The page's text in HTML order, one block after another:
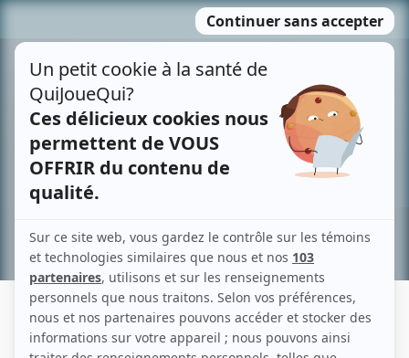
MENU
contenu
Recherche avancée »
UAPESHKUSS THERNISH